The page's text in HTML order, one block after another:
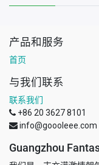
产品和服务
首页
与我们联系
联系我们
+86 20 3627 8101
info@goooleee.com
Guangzhou